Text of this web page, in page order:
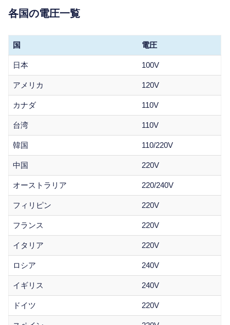
各国の電圧一覧
国 電圧
日本 100V
アメリカ 120V
カナダ 110V
台湾 110V
韓国 110/220V
中国 220V
オーストラリア 220/240V
フィリピン 220V
フランス 220V
イタリア 220V
ロシア 240V
イギリス 240V
ドイツ 220V